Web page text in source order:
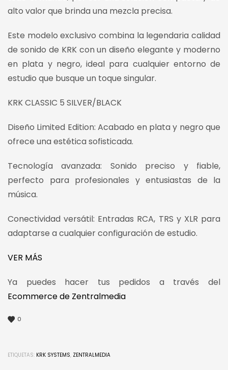
alto valor que brinda una mezcla precisa.
Este modelo exclusivo combina la legendaria calidad
de sonido de KRK con un diseño elegante y moderno
en plata y negro, ideal para cualquier entorno de
estudio que busque un toque singular.
KRK CLASSIC 5 SILVER/BLACK
Diseño Limited Edition: Acabado en plata y negro que
ofrece una estética sofisticada.
Tecnología avanzada: Sonido preciso y fiable,
perfecto para profesionales y entusiastas de la
música.
Conectividad versátil: Entradas RCA, TRS y XLR para
adaptarse a cualquier configuración de estudio.
VER MÁS
Ya puedes hacer tus pedidos a través del
Ecommerce de Zentralmedia
0
ETIQUETAS: KRK SYSTEMS, ZENTRALMEDIA